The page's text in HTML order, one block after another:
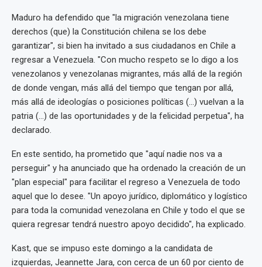
Maduro ha defendido que "la migración venezolana tiene
derechos (que) la Constitución chilena se los debe
garantizar", si bien ha invitado a sus ciudadanos en Chile a
regresar a Venezuela. "Con mucho respeto se lo digo a los
venezolanos y venezolanas migrantes, más allá de la región
de donde vengan, más allá del tiempo que tengan por allá,
más allá de ideologías o posiciones políticas (...) vuelvan a la
patria (...) de las oportunidades y de la felicidad perpetua", ha
declarado.
En este sentido, ha prometido que "aquí nadie nos va a
perseguir" y ha anunciado que ha ordenado la creación de un
"plan especial" para facilitar el regreso a Venezuela de todo
aquel que lo desee. "Un apoyo jurídico, diplomático y logístico
para toda la comunidad venezolana en Chile y todo el que se
quiera regresar tendrá nuestro apoyo decidido", ha explicado.
Kast, que se impuso este domingo a la candidata de
izquierdas, Jeannette Jara, con cerca de un 60 por ciento de